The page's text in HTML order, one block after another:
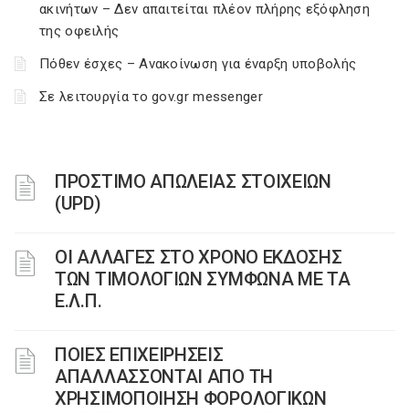
ακινήτων – Δεν απαιτείται πλέον πλήρης εξόφληση
της οφειλής
Πόθεν έσχες – Ανακοίνωση για έναρξη υποβολής
Σε λειτουργία το gov.gr messenger
ΠΡΟΣΤΙΜΟ ΑΠΩΛΕΙΑΣ ΣΤΟΙΧΕΙΩΝ
(UPD)
ΟΙ ΑΛΛΑΓΕΣ ΣΤΟ ΧΡΟΝΟ ΕΚΔΟΣΗΣ
ΤΩΝ ΤΙΜΟΛΟΓΙΩΝ ΣΥΜΦΩΝΑ ΜΕ ΤΑ
Ε.Λ.Π.
ΠΟΙΕΣ ΕΠΙΧΕΙΡΗΣΕΙΣ
ΑΠΑΛΛΑΣΣΟΝΤΑΙ ΑΠΟ ΤΗ
ΧΡΗΣΙΜΟΠΟΙΗΣΗ ΦΟΡΟΛΟΓΙΚΩΝ